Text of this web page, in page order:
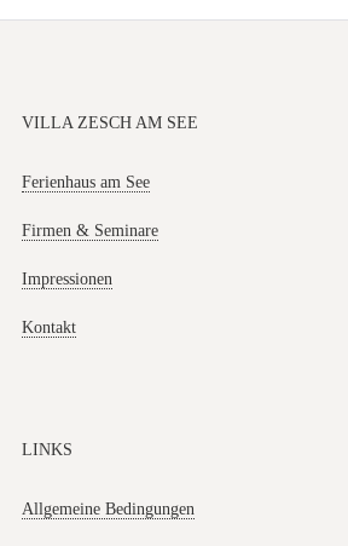
VILLA ZESCH AM SEE
Ferienhaus am See
Firmen & Seminare
Impressionen
Kontakt
LINKS
Allgemeine Bedingungen